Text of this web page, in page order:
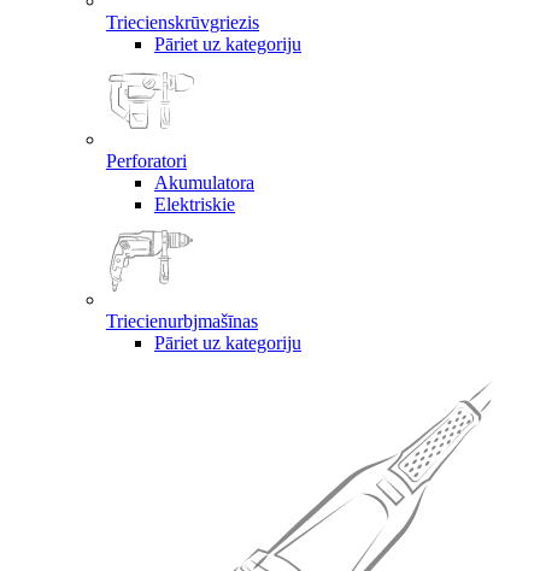
Triecienskrūvgriezis
Pāriet uz kategoriju
Perforatori
Akumulatora
Elektriskie
Triecienurbjmašīnas
Pāriet uz kategoriju